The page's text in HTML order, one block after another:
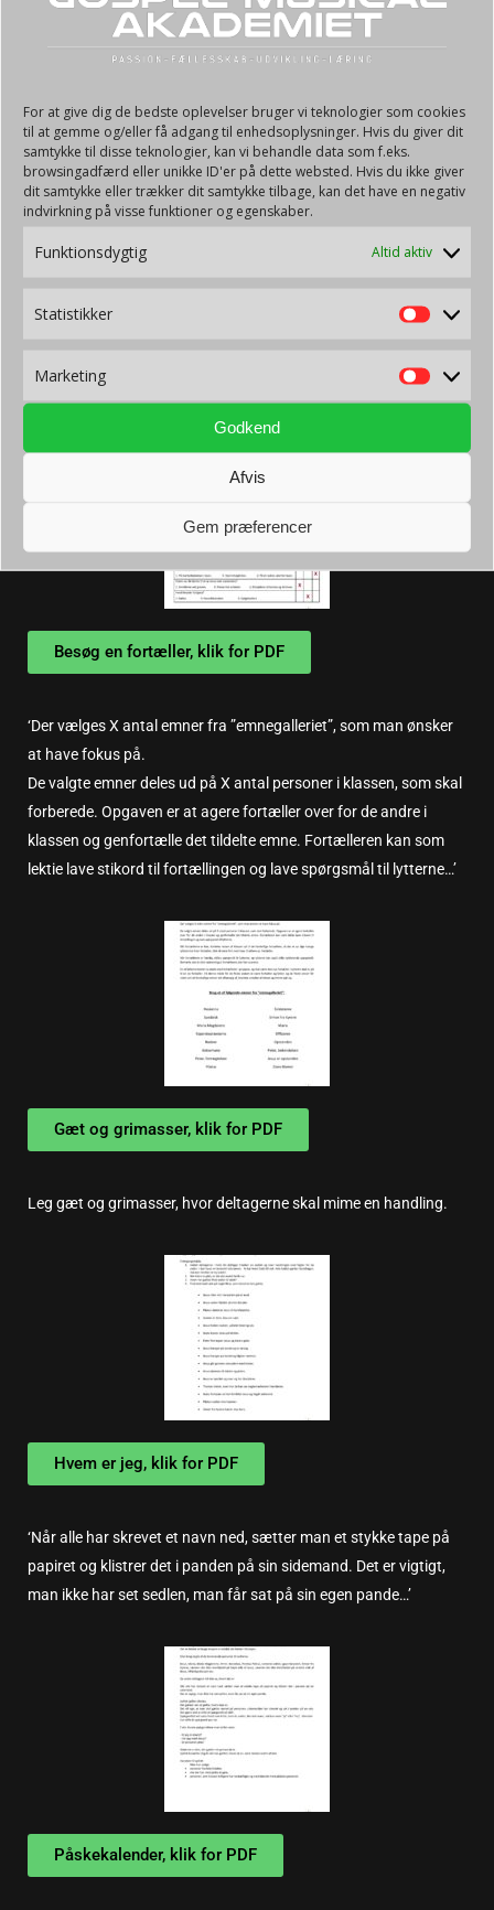
For at give dig de bedste oplevelser bruger vi teknologier som cookies
til at gemme og/eller få adgang til enhedsoplysninger. Hvis du giver dit
samtykke til disse teknologier, kan vi behandle data som f.eks.
browsingadfærd eller unikke ID'er på dette websted. Hvis du ikke giver
dit samtykke eller trækker dit samtykke tilbage, kan det have en negativ
indvirkning på visse funktioner og egenskaber.
Funktionsdygtig Altid aktiv
Statistikker
Marketing
Godkend
Afvis
Gem præferencer
Hvor mange point kan dine elever score omkring spørgsmål om
Kan de score flere point efter koncerten?
Tips 13 om påske, facitliste, klik for PDF
Besøg en fortæller, klik for PDF
‘Der vælges X antal emner fra ”emnegalleriet”, som man ønsker
at have fokus på.
De valgte emner deles ud på X antal personer i klassen, som skal
forberede. Opgaven er at agere fortæller over for de andre i
klassen og genfortælle det tildelte emne. Fortælleren kan som
lektie lave stikord til fortællingen og lave spørgsmål til lytterne…’
Gæt og grimasser, klik for PDF
Leg gæt og grimasser, hvor deltagerne skal mime en handling.
Hvem er jeg, klik for PDF
‘Når alle har skrevet et navn ned, sætter man et stykke tape på
papiret og klistrer det i panden på sin sidemand. Det er vigtigt,
man ikke har set sedlen, man får sat på sin egen pande…’
Påskekalender, klik for PDF